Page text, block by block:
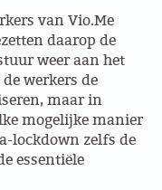
van Vio.Me
daarop de
weer aan het
werkers de
maar in
mogelijke manier
lockdown zelfs de
essentiële